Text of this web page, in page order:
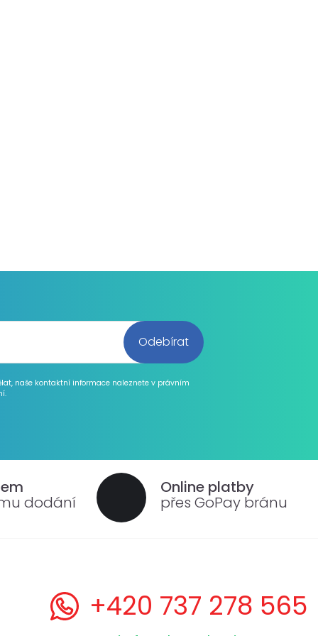
naše kontaktní informace naleznete v právním
dodání
Online platby
přes GoPay bránu
+420 737 278 565